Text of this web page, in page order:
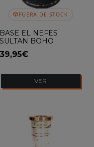
FUERA DE STOCK
BASE EL NEFES
SULTAN BOHO
39,95€
VER